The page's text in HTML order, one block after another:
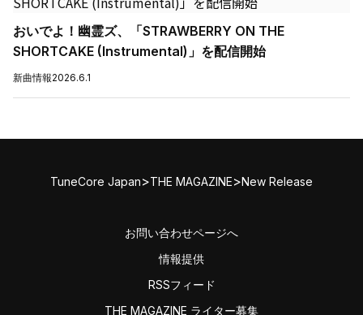
おいでよ！幽霊ズ、「STRAWBERRY ON THE
SHORTCAKE (Instrumental)」を配信開始
新曲情報2026.6.1
TuneCore Japan>THE MAGAZINE>New Release
お問い合わせページへ
情報提供
RSSフィード
THE MAGAZINE ライター募集